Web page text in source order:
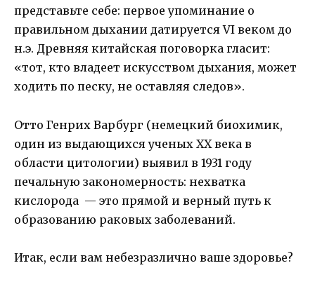
представьте себе: первое упоминание о
правильном дыхании датируется VI веком до
н.э. Древняя китайская поговорка гласит:
«тот, кто владеет искусством дыхания, может
ходить по песку, не оставляя следов».
Отто Генрих Варбург (немецкий биохимик,
один из выдающихся ученых XX века в
области цитологии) выявил в 1931 году
печальную закономерность: нехватка
кислорода — это прямой и верный путь к
образованию раковых заболеваний.
Итак, если вам небезразлично ваше здоровье?